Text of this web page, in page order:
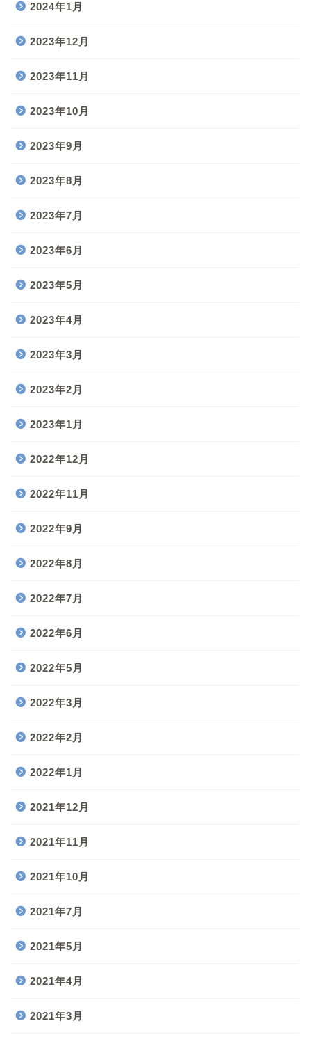
2024年1月
2023年12月
2023年11月
2023年10月
2023年9月
2023年8月
2023年7月
2023年6月
2023年5月
2023年4月
2023年3月
2023年2月
2023年1月
2022年12月
2022年11月
2022年9月
2022年8月
2022年7月
2022年6月
2022年5月
2022年3月
2022年2月
2022年1月
2021年12月
2021年11月
2021年10月
2021年7月
2021年5月
2021年4月
2021年3月